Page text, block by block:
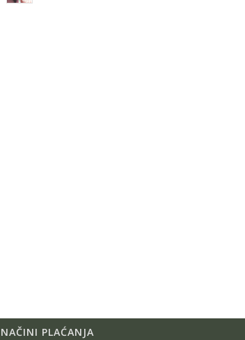
NAČINI PLAĆANJA